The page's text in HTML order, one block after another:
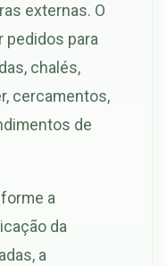
externas. O
pedidos para
chalés,
cercamentos,
de
a
da
a